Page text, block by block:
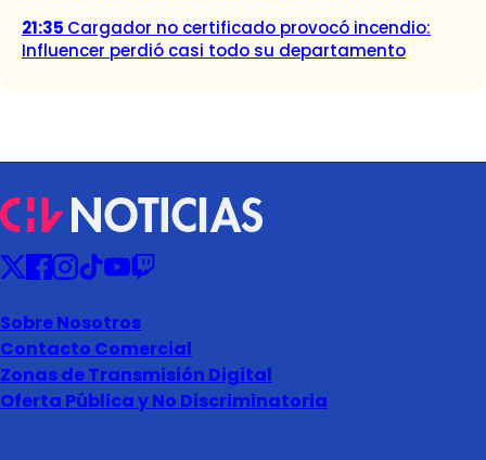
21:35 Cargador no certificado provocó incendio:
Influencer perdió casi todo su departamento
Sobre Nosotros
Contacto Comercial
Zonas de Transmisión Digital
Oferta Pública y No Discriminatoria